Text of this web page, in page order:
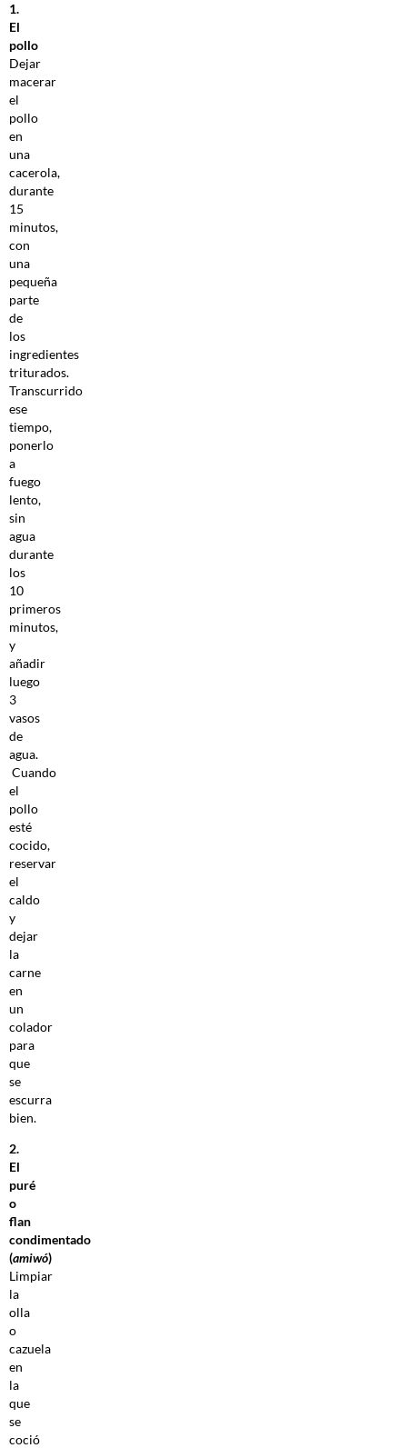
1.
El
pollo
Dejar
macerar
el
pollo
en
una
cacerola,
durante
15
minutos,
con
una
pequeña
parte
de
los
ingredientes
triturados.
Transcurrido
ese
tiempo,
ponerlo
a
fuego
lento,
sin
agua
durante
los
10
primeros
minutos,
y
añadir
luego
3
vasos
de
agua.
Cuando
el
pollo
esté
cocido,
reservar
el
caldo
y
dejar
la
carne
en
un
colador
para
que
se
escurra
bien.
2.
El
puré
o
flan
condimentado
(amiwó)
Limpiar
la
olla
o
cazuela
en
la
que
se
coció